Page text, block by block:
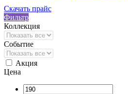
Скачать прайс
Фильтр
Коллекция
Событие
Акция
Цена